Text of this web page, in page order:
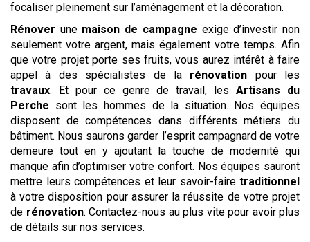
focaliser pleinement sur l’aménagement et la décoration.
Rénover une maison de campagne exige d’investir non
seulement votre argent, mais également votre temps. Afin
que votre projet porte ses fruits, vous aurez intérêt à faire
appel à des spécialistes de la rénovation pour les
travaux. Et pour ce genre de travail, lesArtisans du
Perche sont les hommes de la situation. Nos équipes
disposent de compétences dans différents métiers du
bâtiment. Nous saurons garder l’esprit campagnard de votre
demeure tout en y ajoutant la touche de modernité qui
manque afin d’optimiser votre confort. Nos équipes sauront
mettre leurs compétences et leur savoir-faire traditionnel
à votre disposition pour assurer la réussite de votre projet
de rénovation. Contactez-nous au plus vite pour avoir plus
de détails sur nos services.